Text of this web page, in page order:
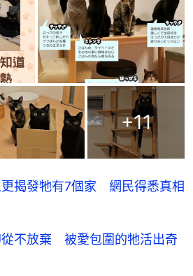
+11
揭發牠有7個家 網民得悉真相
不放棄 被愛包圍的牠活出奇